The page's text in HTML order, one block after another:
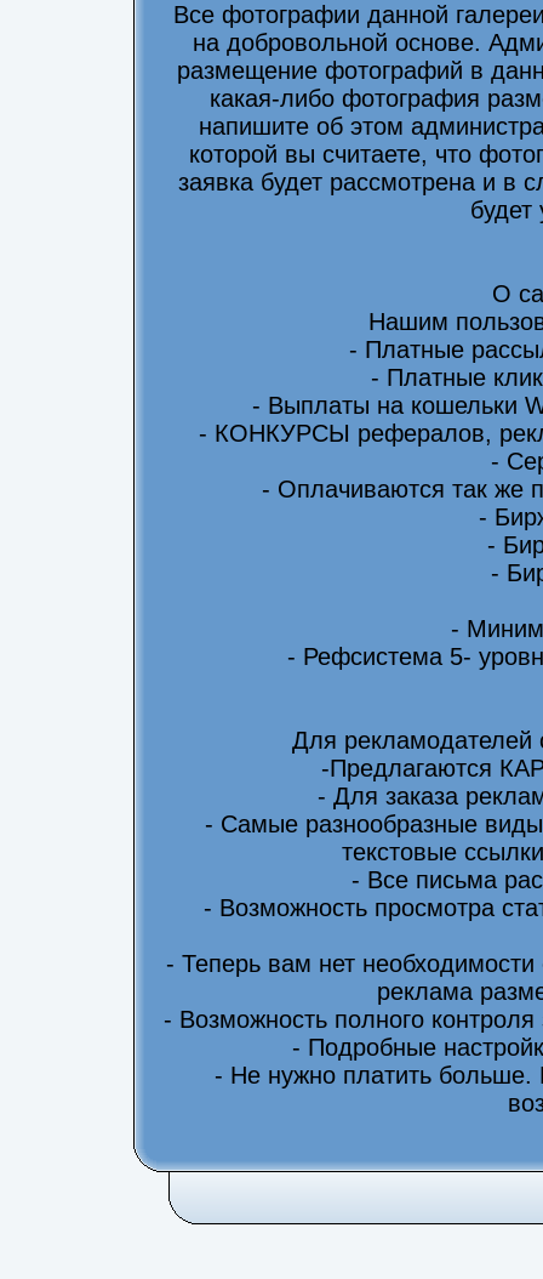
Все фотографии данной
на добровольной основе.
размещение фотографий в
какая-либо фотография
напишите об этом
которой вы считаете, что
заявка будет рассмотрена и в
будет
О
Нашим
- Платные
- Платные
- Выплаты на кошельки
- КОНКУРСЫ рефералов,
-
- Оплачиваются так же
-
-
-
-
- Рефсистема 5-
Для
-Предлагаются
- Для заказа
- Самые разнообразные
текстовые
- Все письма
- Возможность просмотра
- Теперь вам нет
реклама
- Возможность полного
- Подробные
- Не нужно платить больше.